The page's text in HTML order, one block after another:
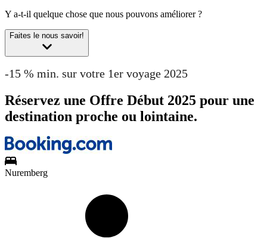
Y a-t-il quelque chose que nous pouvons améliorer ?
Faites le nous savoir!
-15 % min. sur votre 1er voyage 2025
Réservez une Offre Début 2025 pour une
destination proche ou lointaine.
Nuremberg